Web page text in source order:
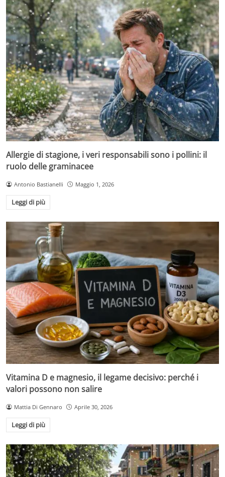
Allergie di stagione, i veri responsabili sono i pollini: il
ruolo delle graminacee
Antonio Bastianelli Maggio 1, 2026
Leggi di più
Vitamina D e magnesio, il legame decisivo: perché i
valori possono non salire
Mattia Di Gennaro Aprile 30, 2026
Leggi di più